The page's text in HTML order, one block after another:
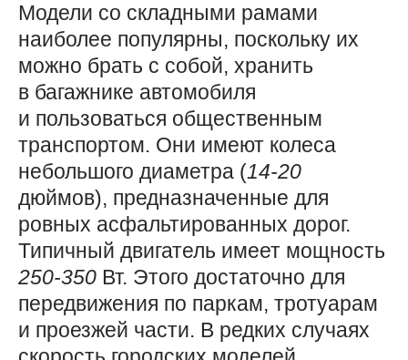
Модели со складными рамами
наиболее популярны, поскольку их
можно брать с собой, хранить
в багажнике автомобиля
и пользоваться общественным
транспортом. Они имеют колеса
небольшого диаметра (14-20
дюймов), предназначенные для
ровных асфальтированных дорог.
Типичный двигатель имеет мощность
250-350 Вт. Этого достаточно для
передвижения по паркам, тротуарам
и проезжей части. В редких случаях